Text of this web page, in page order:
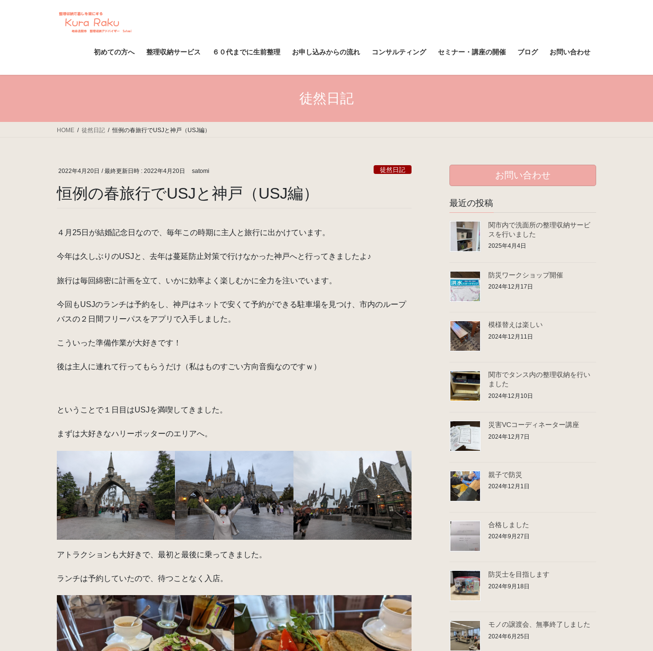
ス
ン
初めての方へ 整理収納サービス ６０代までに生前整理 お申し込みからの流れ コンサルティング セミナー・講座の開催 ブログ お問い合わせ
徒然日記
HOME 徒然日記 恒例の春旅行でUSJと神戸（USJ編）
2022年4月20日 / 最終更新日時 : 2022年4月20日 satomi 徒然日記
恒例の春旅行でUSJと神戸（USJ編）
４月25日が結婚記念日なので、毎年この時期に主人と旅行に出かけています。
今年は久しぶりのUSJと、去年は蔓延防止対策で行けなかった神戸へと行ってきましたよ♪
旅行は毎回綿密に計画を立て、いかに効率よく楽しむかに全力を注いでいます。
今回もUSJのランチは予約をし、神戸はネットで安くて予約ができる駐車場を見つけ、市内のループ
バスの２日間フリーパスをアプリで入手しました。
こういった準備作業が大好きです！
後は主人に連れて行ってもらうだけ（私はものすごい方向音痴なのですｗ）
ということで１日目はUSJを満喫してきました。
まずは大好きなハリーポッターのエリアへ。
アトラクションも大好きで、最初と最後に乗ってきました。
ランチは予約していたので、待つことなく入店。
お問い合わせ
最近の投稿
関市内で洗面所の整理収納サービ
スを行いました
2025年4月4日
防災ワークショップ開催
2024年12月17日
模様替えは楽しい
2024年12月11日
関市でタンス内の整理収納を行い
ました
2024年12月10日
災害VCコーディネーター講座
2024年12月7日
親子で防災
2024年12月1日
合格しました
2024年9月27日
防災士を目指します
2024年9月18日
モノの譲渡会、無事終了しました
2024年6月25日